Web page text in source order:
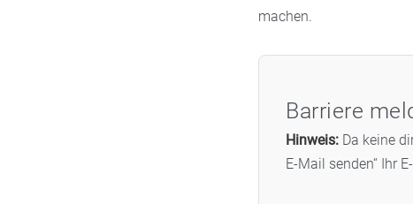
machen.
Barriere
Hinweis: Da keine
E-Mail senden“ Ihr